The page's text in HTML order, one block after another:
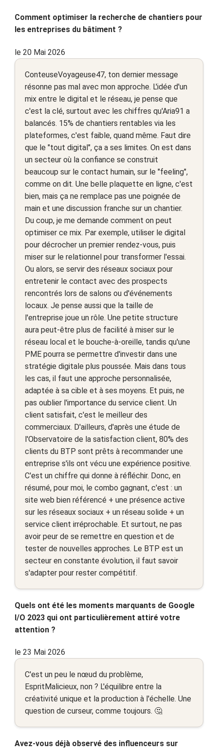
Comment optimiser la recherche de chantiers pour
les entreprises du bâtiment ?
le 20 Mai 2026
ConteuseVoyageuse47, ton dernier message
résonne pas mal avec mon approche. L'idée d'un
mix entre le digital et le réseau, je pense que
c'est la clé, surtout avec les chiffres qu'Aria91 a
balancés. 15% de chantiers rentables via les
plateformes, c'est faible, quand même. Faut dire
que le "tout digital", ça a ses limites. On est dans
un secteur où la confiance se construit
beaucoup sur le contact humain, sur le "feeling",
comme on dit. Une belle plaquette en ligne, c'est
bien, mais ça ne remplace pas une poignée de
main et une discussion franche sur un chantier.
Du coup, je me demande comment on peut
optimiser ce mix. Par exemple, utiliser le digital
pour décrocher un premier rendez-vous, puis
miser sur le relationnel pour transformer l'essai.
Ou alors, se servir des réseaux sociaux pour
entretenir le contact avec des prospects
rencontrés lors de salons ou d'événements
locaux. Je pense aussi que la taille de
l'entreprise joue un rôle. Une petite structure
aura peut-être plus de facilité à miser sur le
réseau local et le bouche-à-oreille, tandis qu'une
PME pourra se permettre d'investir dans une
stratégie digitale plus poussée. Mais dans tous
les cas, il faut une approche personnalisée,
adaptée à sa cible et à ses moyens. Et puis, ne
pas oublier l'importance du service client. Un
client satisfait, c'est le meilleur des
commerciaux. D'ailleurs, d'après une étude de
l'Observatoire de la satisfaction client, 80% des
clients du BTP sont prêts à recommander une
entreprise s'ils ont vécu une expérience positive.
C'est un chiffre qui donne à réfléchir. Donc, en
résumé, pour moi, le combo gagnant, c'est : un
site web bien référencé + une présence active
sur les réseaux sociaux + un réseau solide + un
service client irréprochable. Et surtout, ne pas
avoir peur de se remettre en question et de
tester de nouvelles approches. Le BTP est un
secteur en constante évolution, il faut savoir
s'adapter pour rester compétitif.
Quels ont été les moments marquants de Google
I/O 2023 qui ont particulièrement attiré votre
attention ?
le 23 Mai 2026
C'est un peu le nœud du problème,
EspritMalicieux, non ? L'équilibre entre la
créativité unique et la production à l'échelle. Une
question de curseur, comme toujours. 🤔
Avez-vous déjà observé des influenceurs sur